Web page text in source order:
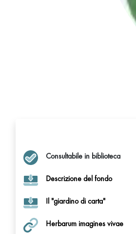
Consultabile in biblioteca
Descrizione del fondo
Il "giardino di carta"
Herbarum imagines vivae